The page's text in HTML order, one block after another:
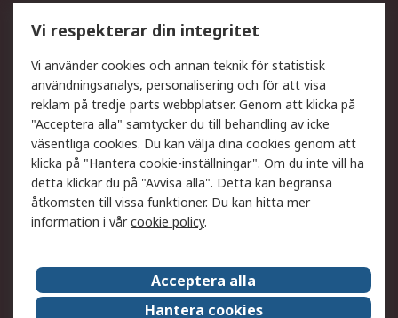
DesignSpark
Teknisk Support
Ditt lokala säljteam
Exportlösningar
Support
Få hjälp
Retur av varor
Leverans
Spåra din order
Begär en fakturakopi
Fördelar med RS-konto
Betalningsalternativ
Om RS
Försäljningsvillkor
Vi respekterar din integritet
Vi använder cookies och annan teknik för statistisk
användningsanalys, personalisering och för att visa
reklam på tredje parts webbplatser. Genom att klicka på
"Acceptera alla" samtycker du till behandling av icke
väsentliga cookies. Du kan välja dina cookies genom att
klicka på "Hantera cookie-inställningar". Om du inte vill ha
detta klickar du på "Avvisa alla". Detta kan begränsa
åtkomsten till vissa funktioner. Du kan hitta mer
information i vårcookie policy.
Acceptera alla
Hantera cookies